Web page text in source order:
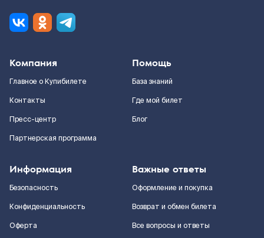
Компания
Главное о Купибилете
Контакты
Пресс-центр
Партнерская программа
Помощь
База знаний
Где мой билет
Блог
Информация
Безопасность
Конфиденциальность
Оферта
Важные ответы
Оформление и покупка
Возврат и обмен билета
Все вопросы и ответы